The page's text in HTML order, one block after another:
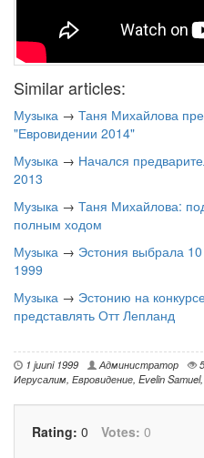
Similar articles:
Музыка → Таня Михайлова
"Евровидении 2014"
Музыка → Начался
2013
Музыка → Таня Михайлова:
полным ходом
Музыка → Эстония выбрала
1999
Музыка → Эстонию на
представлять Отт Лепланд
1 juuni 1999 Администратор
Иерусалим, Евровидение, Evelin Samuel,
Rating: 0 Votes: 0